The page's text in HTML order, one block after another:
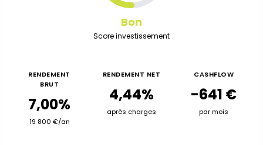
Bon
Score investissement
RENDEMENT
BRUT
7,00%
19 800 €/an
RENDEMENT NET
4,44%
après charges
CASHFLOW
-641 €
par mois